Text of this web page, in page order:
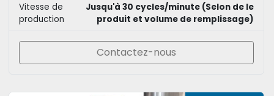
Vitesse de
production
Jusqu'à 30 cycles/minute (Selon de le
produit et volume de remplissage)
Contactez-nous